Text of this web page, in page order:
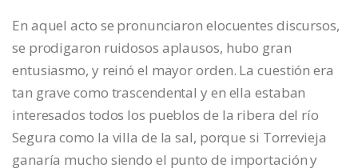
En aquel acto se pronunciaron elocuentes discursos,
se prodigaron ruidosos aplausos, hubo gran
entusiasmo, y reinó el mayor orden. La cuestión era
tan grave como trascendental y en ella estaban
interesados todos los pueblos de la ribera del río
Segura como la villa de la sal, porque si Torrevieja
ganaría mucho siendo el punto de importación y